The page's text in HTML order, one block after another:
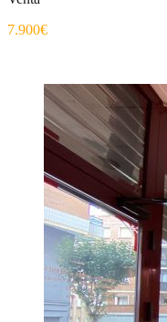
7.900€